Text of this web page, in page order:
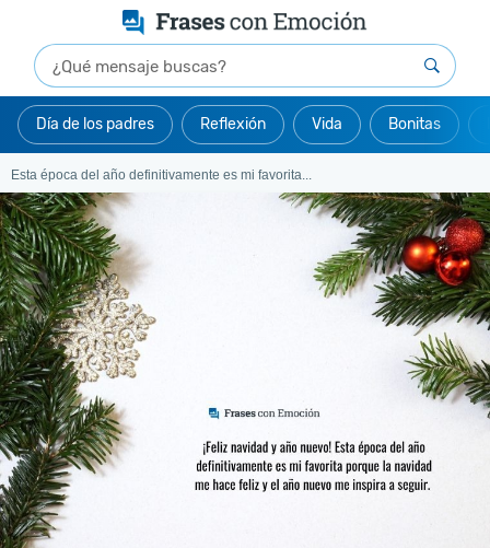
Día de los padres Reflexión Vida Bonitas
Esta época del año definitivamente es mi favorita...